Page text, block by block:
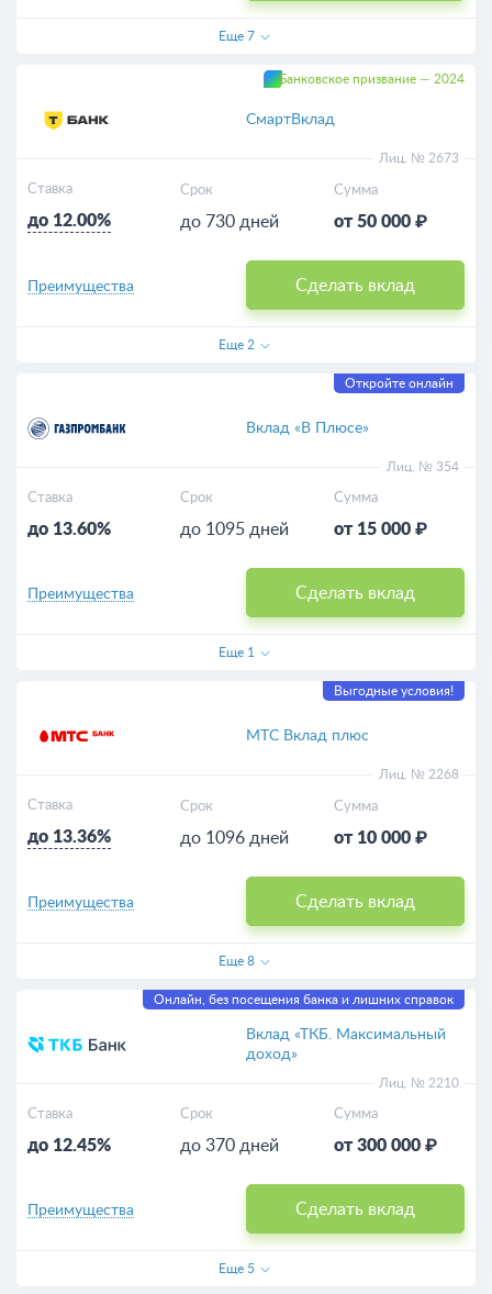
Еще 7
Банковское призвание — 2024
СмартВклад
Лиц. № 2673
Ставка
до 12.00%
Срок
до 730 дней
Сумма
от 50 000 ₽
Сделать вклад
Преимущества
Еще 2
Откройте онлайн
Вклад «В Плюсе»
Лиц. № 354
Ставка
до 13.60%
Срок
до 1095 дней
Сумма
от 15 000 ₽
Сделать вклад
Преимущества
Еще 1
Выгодные условия!
МТС Вклад плюс
Лиц. № 2268
Ставка
до 13.36%
Срок
до 1096 дней
Сумма
от 10 000 ₽
Сделать вклад
Преимущества
Еще 8
Онлайн, без посещения банка и лишних справок
Вклад «ТКБ. Максимальный
доход»
Лиц. № 2210
Ставка
до 12.45%
Срок
до 370 дней
Сумма
от 300 000 ₽
Сделать вклад
Преимущества
Еще 5